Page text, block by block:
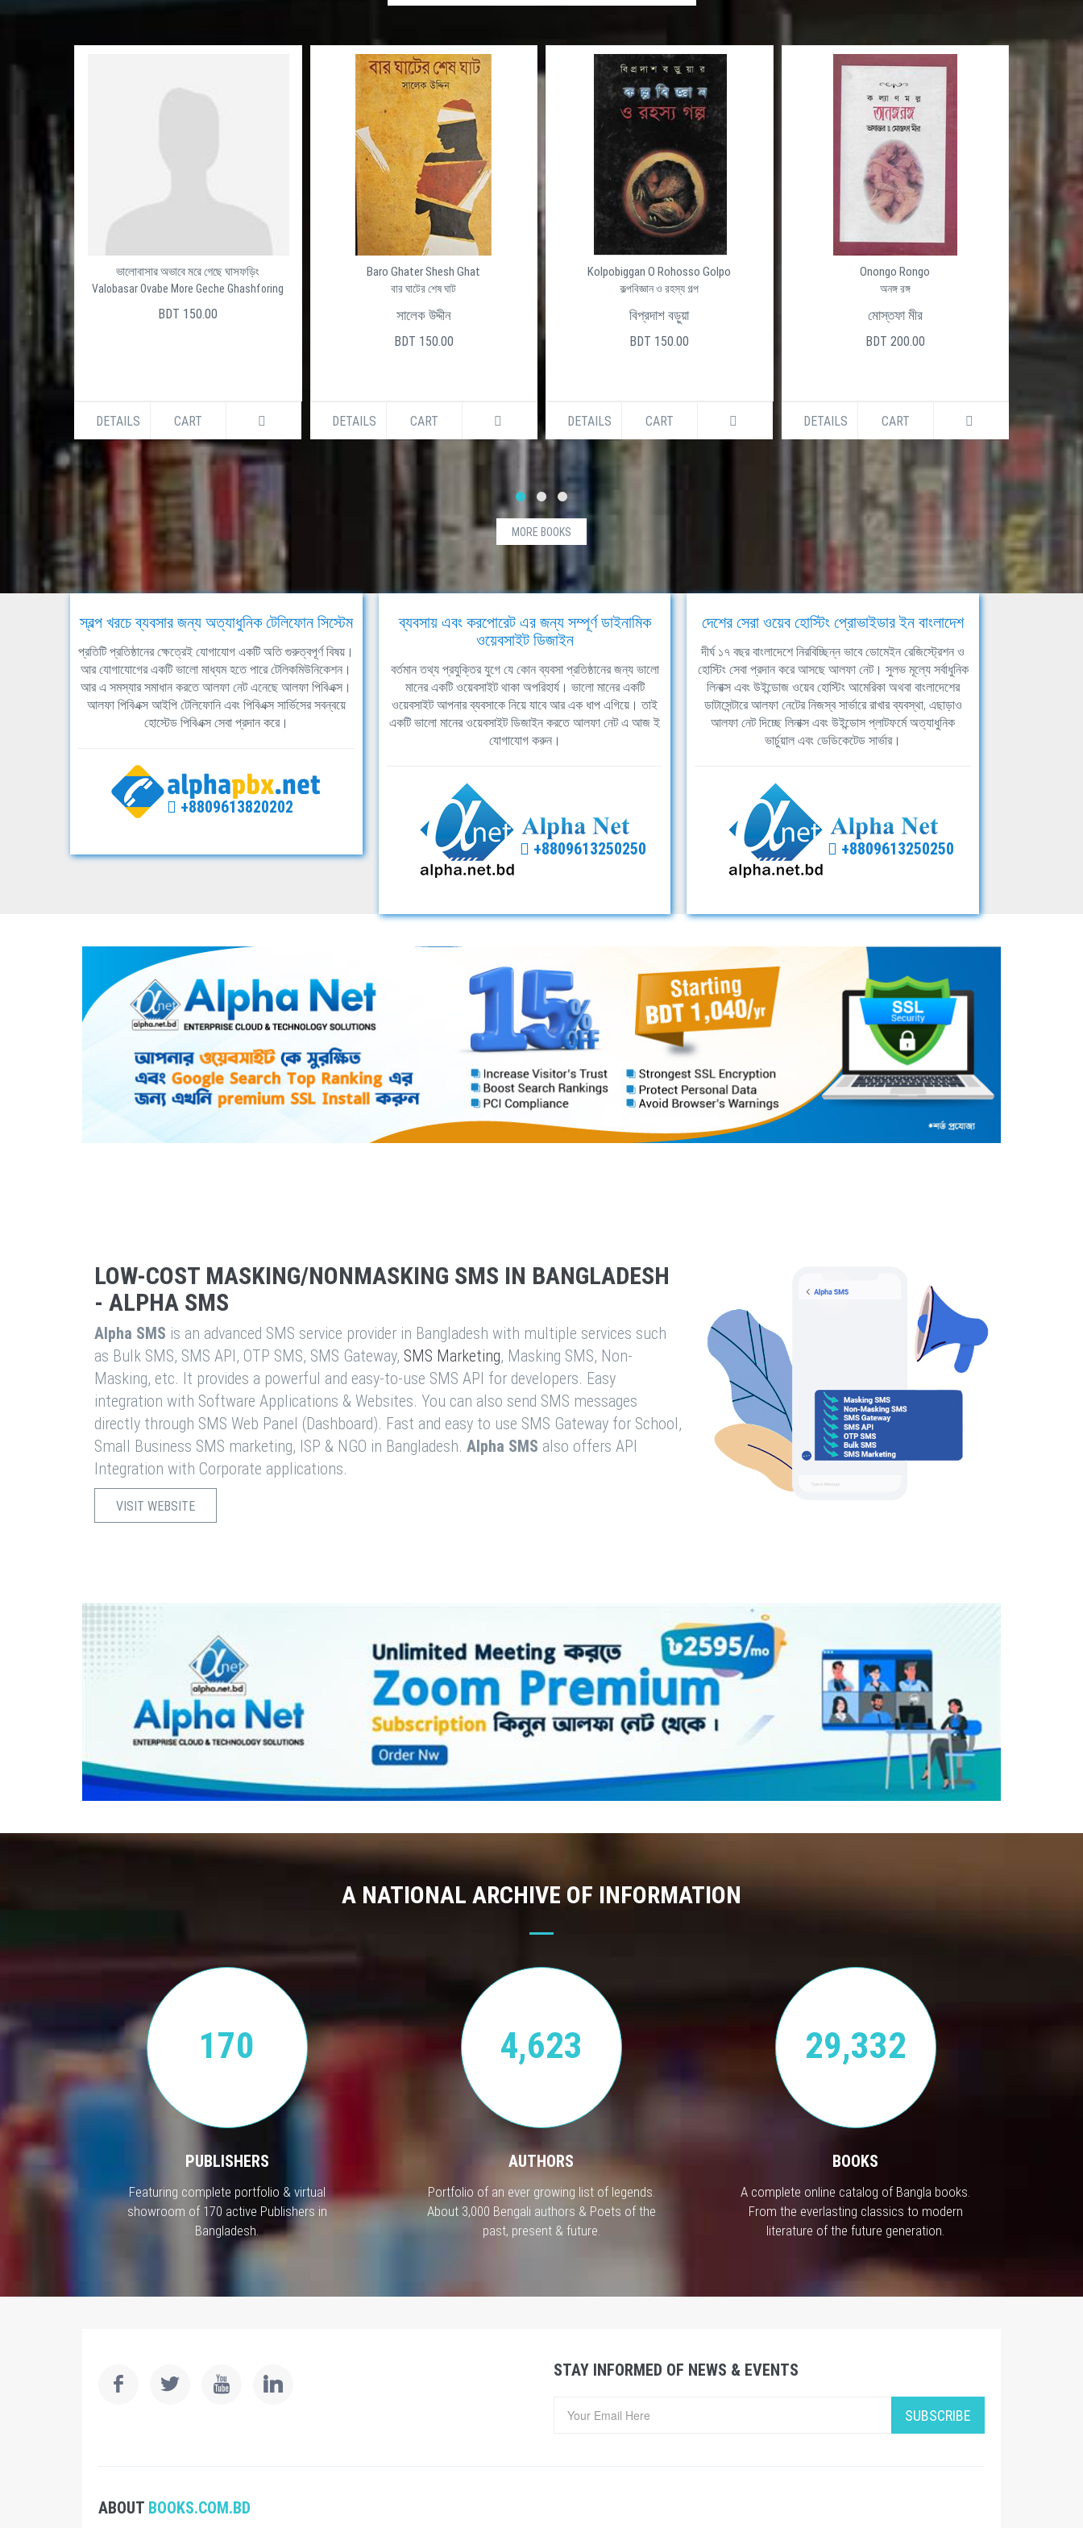
ভালোবাসার অভাবে মরে গেছে ঘাসফড়িং
Valobasar Ovabe More Geche Ghashforing
BDT 150.00
DETAILS CART
Baro Ghater Shesh Ghat
বার ঘাটের শেষ ঘাট
সালেক উদ্দীন
BDT 150.00
DETAILS CART
Kolpobiggan O Rohosso Golpo
কল্পবিজ্ঞান ও রহস্য গল্প
বিপ্রদাশ বড়ুয়া
BDT 150.00
DETAILS CART
Onongo Rongo
অনঙ্গ রঙ্গ
মোস্তফা মীর
BDT 200.00
DETAILS CART
MORE BOOKS
স্বল্প খরচে ব্যবসার জন্য অত্যাধুনিক টেলিফোন সিস্টেম
প্রতিটি প্রতিষ্ঠানের ক্ষেত্রেই যোগাযোগ একটি অতি গুরুত্বপূর্ণ বিষয়।
আর যোগাযোগের একটি ভালো মাধ্যম হতে পারে টেলিকমিউনিকেশন।
আর এ সমস্যার সমাধান করতে আলফা নেট এনেছে আলফা পিবিএক্স।
আলফা পিবিএক্স আইপি টেলিফোনি এবং পিবিএক্স সার্ভিসের সবন্বয়ে
হোস্টেড পিবিএক্স সেবা প্রদান করে।
+8809613820202
ব্যবসায় এবং করপোরেট এর জন্য সম্পূর্ণ ডাইনামিক
ওয়েবসাইট ডিজাইন
বর্তমান তথ্য প্রযুক্তির যুগে যে কোন ব্যবসা প্রতিষ্ঠানের জন্য ভালো
মানের একটি ওয়েবসাইট থাকা অপরিহার্য। ভালো মানের একটি
ওয়েবসাইট আপনার ব্যবসাকে নিয়ে যাবে আর এক ধাপ এগিয়ে। তাই
একটি ভালো মানের ওয়েবসাইট ডিজাইন করতে আলফা নেট এ আজ ই
যোগাযোগ করুন।
+8809613250250
দেশের সেরা ওয়েব হোস্টিং প্রোভাইডার ইন বাংলাদেশ
দীর্ঘ ১৭ বছর বাংলাদেশে নিরবিচ্ছিন্ন ভাবে ডোমেইন রেজিস্ট্রেশন ও
হোস্টিং সেবা প্রদান করে আসছে আলফা নেট। সুলভ মূল্যে সর্বাধুনিক
লিনাক্স এবং উইন্ডোজ ওয়েব হোস্টিং আমেরিকা অথবা বাংলাদেশের
ডাটাসেন্টারে আলফা নেটের নিজস্ব সার্ভারে রাখার ব্যবস্থা, এছাড়াও
আলফা নেট দিচ্ছে লিনাক্স এবং উইন্ডোস প্লাটফর্মে অত্যাধুনিক
ভার্চুয়াল এবং ডেডিকেটেড সার্ভার।
+8809613250250
LOW-COST MASKING/NONMASKING SMS IN BANGLADESH
- ALPHA SMS
Alpha SMS is an advanced SMS service provider in Bangladesh with multiple services such
as Bulk SMS, SMS API, OTP SMS, SMS Gateway, SMS Marketing, Masking SMS, Non-
Masking, etc. It provides a powerful and easy-to-use SMS API for developers. Easy
integration with Software Applications & Websites. You can also send SMS messages
directly through SMS Web Panel (Dashboard). Fast and easy to use SMS Gateway for School,
Small Business SMS marketing, ISP & NGO in Bangladesh. Alpha SMS also offers API
Integration with Corporate applications.
VISIT WEBSITE
A NATIONAL ARCHIVE OF INFORMATION
170
PUBLISHERS
Featuring complete portfolio & virtual
showroom of 170 active Publishers in
Bangladesh.
4,623
AUTHORS
Portfolio of an ever growing list of legends.
About 3,000 Bengali authors & Poets of the
past, present & future.
29,332
BOOKS
A complete online catalog of Bangla books.
From the everlasting classics to modern
literature of the future generation.
STAY INFORMED OF NEWS & EVENTS
SUBSCRIBE
ABOUT BOOKS.COM.BD